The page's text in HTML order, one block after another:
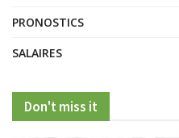
PRONOSTICS
SALAIRES
Don't miss it